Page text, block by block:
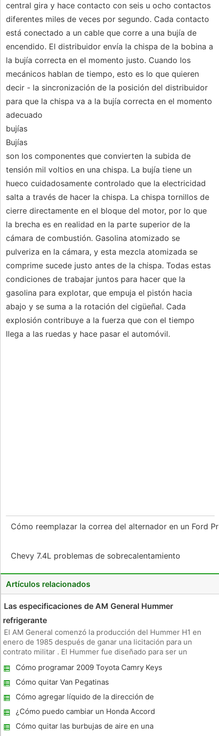
central gira y hace contacto con seis u ocho contactos
diferentes miles de veces por segundo. Cada contacto
está conectado a un cable que corre a una bujía de
encendido. El distribuidor envía la chispa de la bobina a
la bujía correcta en el momento justo. Cuando los
mecánicos hablan de tiempo, esto es lo que quieren
decir - la sincronización de la posición del distribuidor
para que la chispa va a la bujía correcta en el momento
adecuado
bujías
Bujías
son los componentes que convierten la subida de
tensión mil voltios en una chispa. La bujía tiene un
hueco cuidadosamente controlado que la electricidad
salta a través de hacer la chispa. La chispa tornillos de
cierre directamente en el bloque del motor, por lo que
la brecha es en realidad en la parte superior de la
cámara de combustión. Gasolina atomizado se
pulveriza en la cámara, y esta mezcla atomizada se
comprime sucede justo antes de la chispa. Todas estas
condiciones de trabajar juntos para hacer que la
gasolina para explotar, que empuja el pistón hacia
abajo y se suma a la rotación del cigüeñal. Cada
explosión contribuye a la fuerza que con el tiempo
llega a las ruedas y hace pasar el automóvil.
Cómo reemplazar la correa del alternador en un Ford
Chevy 7.4L problemas de sobrecalentamiento
Artículos relacionados
Las especificaciones de AM General Hummer
refrigerante
El AM General comenzó la producción del Hummer H1 en
enero de 1985 después de ganar una licitación para un
contrato militar . El Hummer fue diseñado para ser un
utilizados fueron diseñados de la misma manera . Tipos Hay
dos tipos principales
Cómo programar 2009 Toyota Camry Keys
Cómo quitar Van Pegatinas
Cómo agregar líquido de la dirección de
alimentación en una Ford Ranger 1997
¿Cómo puedo cambiar un Honda Accord
Válvula PVC 1989?
Cómo quitar las burbujas de aire en una